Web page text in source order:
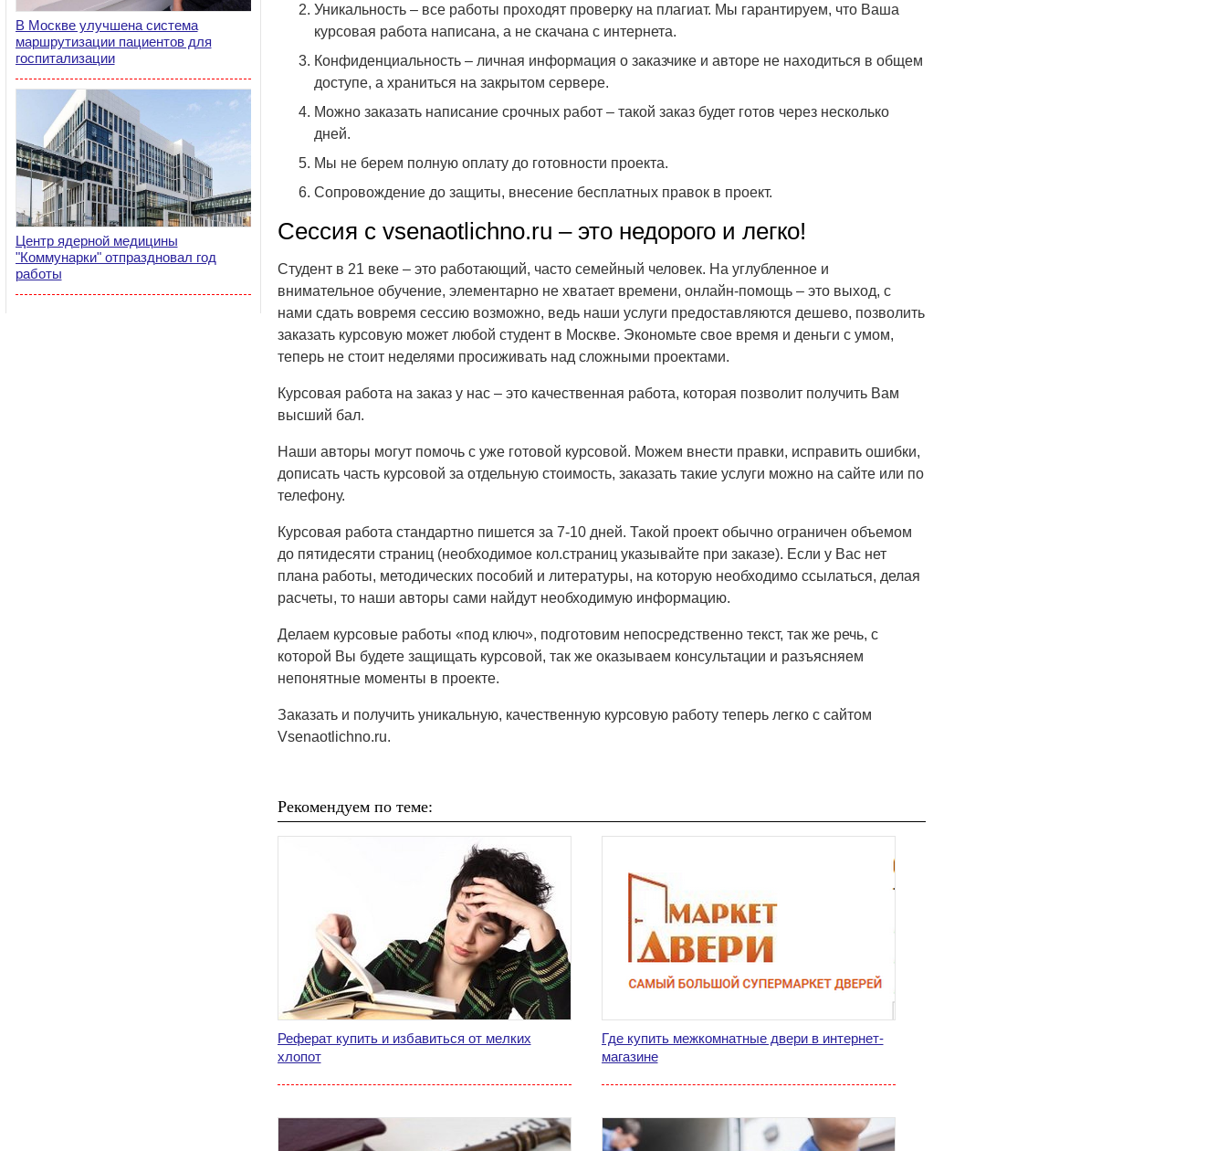
В Москве улучшена система
маршрутизации пациентов для
госпитализации
Центр ядерной медицины
"Коммунарки" отпраздновал год
работы
Уникальность – все работы проходят проверку на плагиат. Мы гарантируем, что Ваша
курсовая работа написана, а не скачана с интернета.
Конфиденциальность – личная информация о заказчике и авторе не находиться в общем
доступе, а храниться на закрытом сервере.
Можно заказать написание срочных работ – такой заказ будет готов через несколько
дней.
Мы не берем полную оплату до готовности проекта.
Сопровождение до защиты, внесение бесплатных правок в проект.
Сессия с vsenaotlichno.ru – это недорого и легко!
Студент в 21 веке – это работающий, часто семейный человек. На углубленное и
внимательное обучение, элементарно не хватает времени, онлайн-помощь – это выход, с
нами сдать вовремя сессию возможно, ведь наши услуги предоставляются дешево, позволить
заказать курсовую может любой студент в Москве. Экономьте свое время и деньги с умом,
теперь не стоит неделями просиживать над сложными проектами.
Курсовая работа на заказ у нас – это качественная работа, которая позволит получить Вам
высший бал.
Наши авторы могут помочь с уже готовой курсовой. Можем внести правки, исправить ошибки,
дописать часть курсовой за отдельную стоимость, заказать такие услуги можно на сайте или по
телефону.
Курсовая работа стандартно пишется за 7-10 дней. Такой проект обычно ограничен объемом
до пятидесяти страниц (необходимое кол.страниц указывайте при заказе). Если у Вас нет
плана работы, методических пособий и литературы, на которую необходимо ссылаться, делая
расчеты, то наши авторы сами найдут необходимую информацию.
Делаем курсовые работы «под ключ», подготовим непосредственно текст, так же речь, с
которой Вы будете защищать курсовой, так же оказываем консультации и разъясняем
непонятные моменты в проекте.
Заказать и получить уникальную, качественную курсовую работу теперь легко с сайтом
Vsenaotlichno.ru.
Рекомендуем по теме:
Реферат купить и избавиться от мелких
хлопот
Где купить межкомнатные двери в интернет-
магазине